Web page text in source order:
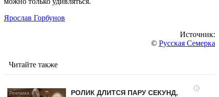
Ярослав Горбунов
Источник:
© Русская Семерка
Читайте также
i
РОЛИК ДЛИТСЯ ПАРУ СЕКУНД,